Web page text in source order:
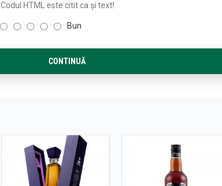
Codul HTML este citit ca şi text!
Bun
CONTINUĂ